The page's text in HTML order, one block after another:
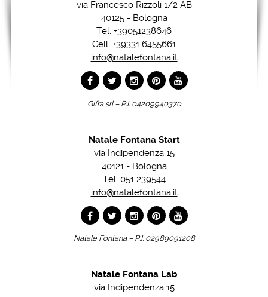
via Francesco Rizzoli 1/2 AB
40125 - Bologna
Tel. +39051238646
Cell. +39331 6455661
info@natalefontana.it
Gifra srl – P.I. 04209940370
Natale Fontana Start
via Indipendenza 15
40121 - Bologna
Tel. 051 239544
info@natalefontana.it
Natale Fontana – P.I. 02989091208
Natale Fontana Lab
via Indipendenza 15